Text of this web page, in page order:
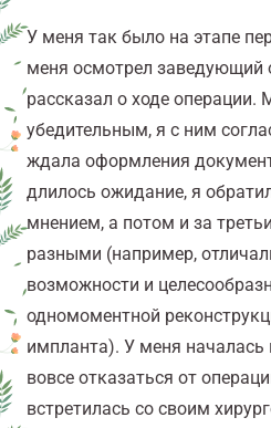
У меня так было на этапе
меня осмотрел заведующий
рассказал о ходе операции.
убедительным, я с ним
ждала оформления
длилось ожидание, я
мнением, а потом и за
разными (например,
возможности и
одномоментной
импланта). У меня началась
вовсе отказаться от
встретилась со своим